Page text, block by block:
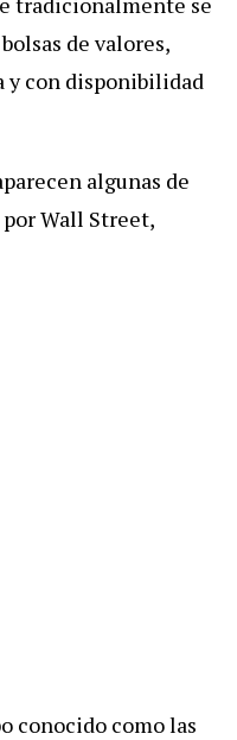
de valores,
y con disponibilidad
algunas de
Wall Street,
conocido como las